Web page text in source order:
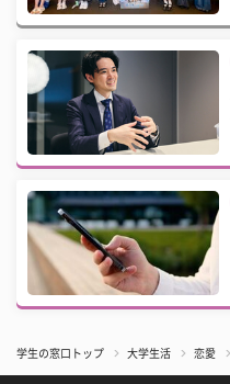
学生の窓口トップ 大学生活 恋愛